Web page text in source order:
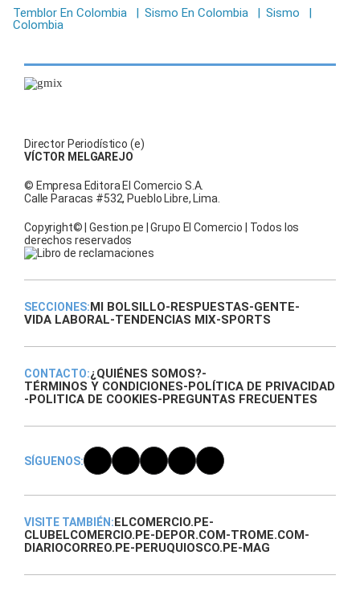
Temblor En Colombia | Sismo En Colombia | Sismo
|
Colombia
Director Periodístico (e)
VÍCTOR MELGAREJO
© Empresa Editora El Comercio S.A.
Calle Paracas #532, Pueblo Libre, Lima.
Copyright© | Gestion.pe | Grupo El Comercio | Todos los
derechos reservados
SECCIONES:MI BOLSILLO-RESPUESTAS-GENTE-
VIDA LABORAL-TENDENCIAS MIX-SPORTS
CONTACTO:¿QUIÉNES SOMOS?-
TÉRMINOS Y CONDICIONES-POLÍTICA DE PRIVACIDAD
-POLITICA DE COOKIES-PREGUNTAS FRECUENTES
SÍGUENOS:
VISITE TAMBIÉN:ELCOMERCIO.PE-
CLUBELCOMERCIO.PE-DEPOR.COM-TROME.COM-
DIARIOCORREO.PE-PERUQUIOSCO.PE-MAG